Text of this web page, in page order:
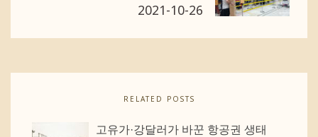
2021-10-26
RELATED POSTS
고유가·강달러가 바꾼 항공권 생태